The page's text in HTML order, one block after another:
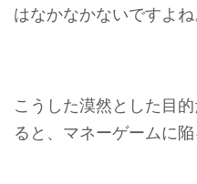
はなかなかないですよね
こうした漠然とした目
ると、マネーゲームに